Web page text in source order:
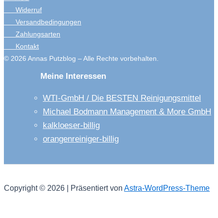
Widerruf
Versandbedingungen
Zahlungsarten
Kontakt
© 2026 Annas Putzblog – Alle Rechte vorbehalten.
Meine Interessen
WTI-GmbH / Die BESTEN Reinigungsmittel
Michael Bodmann Management & More GmbH
kalkloeser-billig
orangenreiniger-billig
Copyright © 2026 | Präsentiert von Astra-WordPress-Theme